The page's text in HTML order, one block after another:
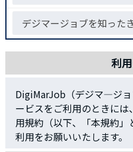
利
DigiMarJob（デジマ―ジ
ービスをご利用のときに
用規約（以下、「本規約
利用をお願いいたします。